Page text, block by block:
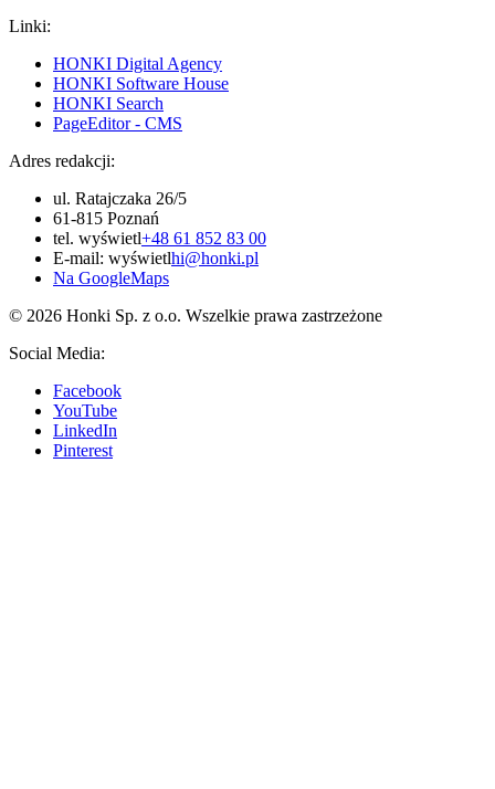
Linki:
HONKI Digital Agency
HONKI Software House
HONKI Search
PageEditor - CMS
Adres redakcji:
ul. Ratajczaka 26/5
61-815 Poznań
tel. wyświetl+48 61 852 83 00
E-mail: wyświetlhi@honki.pl
Na GoogleMaps
© 2026 Honki Sp. z o.o. Wszelkie prawa zastrzeżone
Social Media:
Facebook
YouTube
LinkedIn
Pinterest